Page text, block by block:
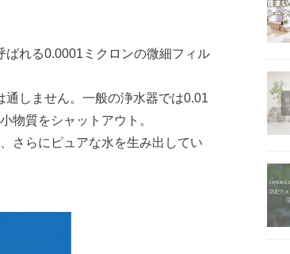
れる0.0001ミクロンの微細フィル
しません。一般の浄水器では0.01
物質をシャットアウト。
さらにピュアな水を生み出してい